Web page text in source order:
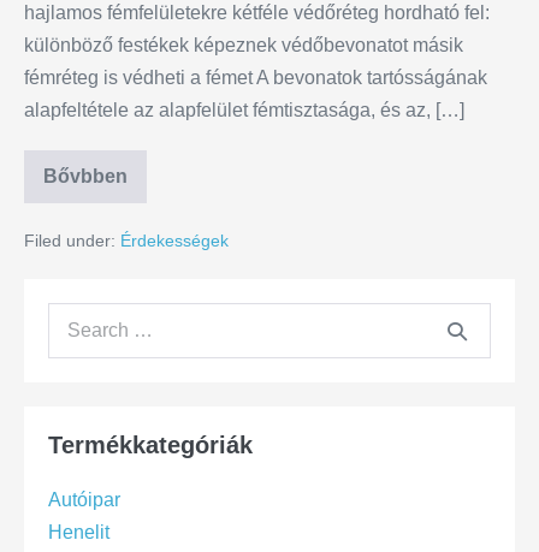
hajlamos fémfelületekre kétféle védőréteg hordható fel:
különböző festékek képeznek védőbevonatot másik
fémréteg is védheti a fémet A bevonatok tartósságának
alapfeltétele az alapfelület fémtisztasága, és az, […]
Bővbben
Filed under: Érdekességek
Termékkategóriák
Autóipar
Henelit